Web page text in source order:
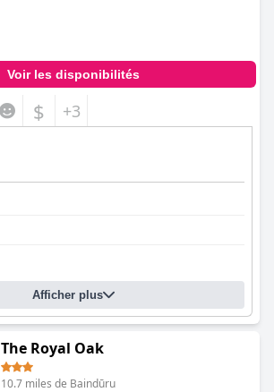
Voir les disponibilités
$ +3
Afficher plus
The Royal Oak
10.7 miles de Baindūru